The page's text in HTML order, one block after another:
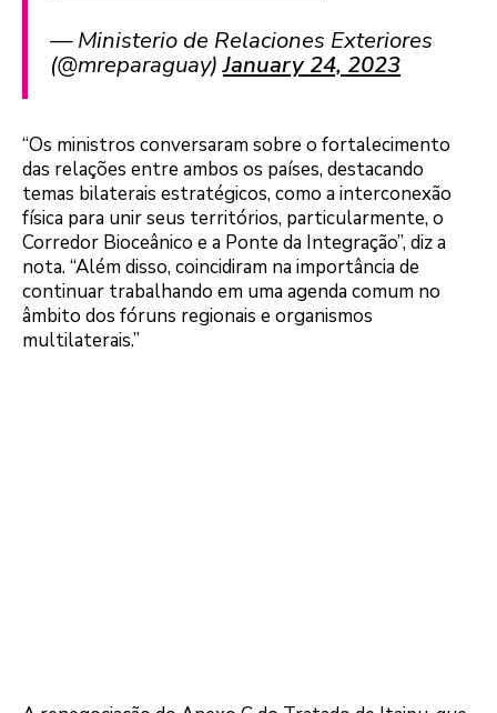
— Ministerio de Relaciones Exteriores
(@mreparaguay)January 24, 2023
“Os ministros conversaram sobre o fortalecimento
das relações entre ambos os países, destacando
temas bilaterais estratégicos, como a interconexão
física para unir seus territórios, particularmente, o
Corredor Bioceânico e a Ponte da Integração”, diz a
nota. “Além disso, coincidiram na importância de
continuar trabalhando em uma agenda comum no
âmbito dos fóruns regionais e organismos
multilaterais.”